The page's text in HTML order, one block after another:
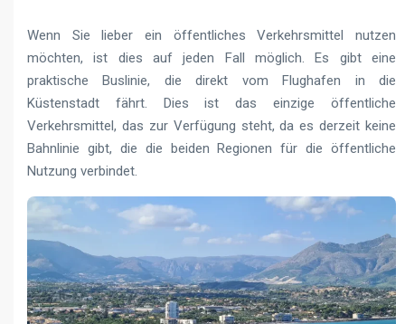
Wenn Sie lieber ein öffentliches Verkehrsmittel nutzen
möchten, ist dies auf jeden Fall möglich. Es gibt eine
praktische Buslinie, die direkt vom Flughafen in die
Küstenstadt fährt. Dies ist das einzige öffentliche
Verkehrsmittel, das zur Verfügung steht, da es derzeit keine
Bahnlinie gibt, die die beiden Regionen für die öffentliche
Nutzung verbindet.